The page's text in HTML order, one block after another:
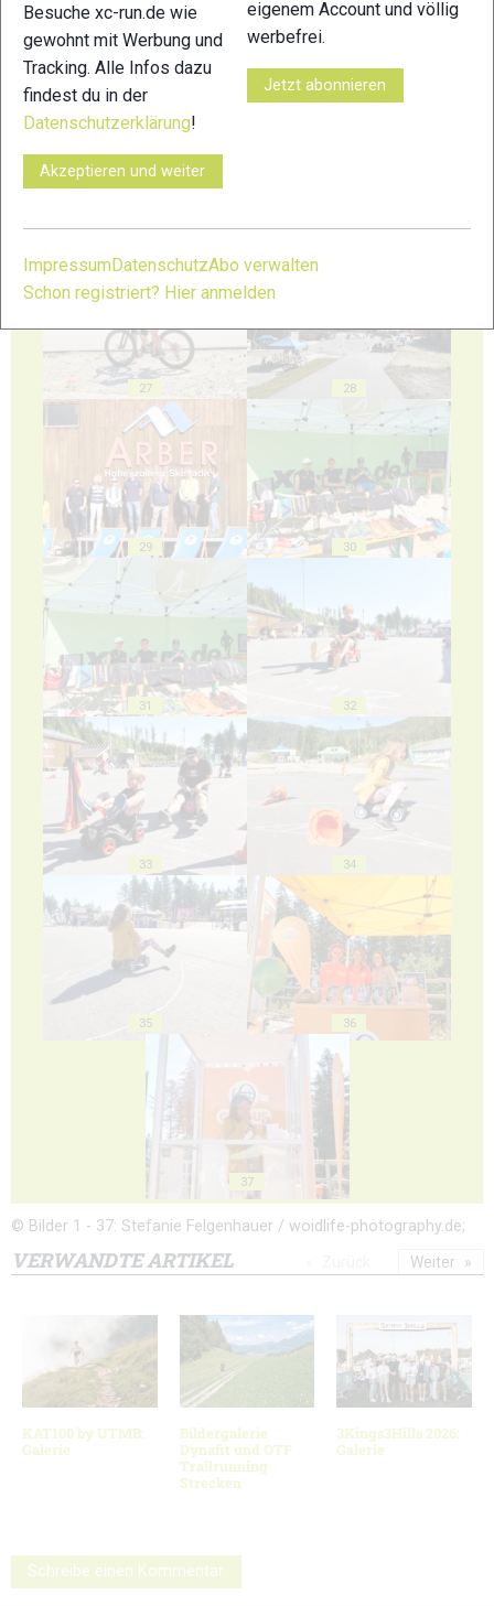
23 24
25 26
27 28
29 30
31 32
33 34
35 36
37
© Bilder 1 - 37: Stefanie Felgenhauer / woidlife-photography.de;
VERWANDTE ARTIKEL
KAT100 by UTMB:
Galerie
Bildergalerie
Dynafit und OTF
Trailrunning
Strecken
3Kings3Hills 2026:
Galerie
Weiter
Schreibe einen Kommentar
Besuche xc-run.de wie
gewohnt mit Werbung und
Tracking. Alle Infos dazu
findest du in der
Datenschutzerklärung!
Akzeptieren und weiter
eigenem Account und völlig
werbefrei.
Jetzt abonnieren
ImpressumDatenschutzAbo verwalten
Schon registriert? Hier anmelden